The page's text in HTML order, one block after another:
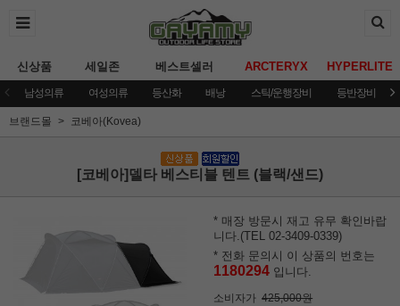
신상품 세일존 베스트셀러 ARCTERYX HYPERLITE
남성의류 여성의류 등산화 배낭 스틱/운행장비 등반장비
브랜드몰 코베아(Kovea)
[코베아]델타 베스티블 텐트 (블랙/샌드)
* 매장 방문시 재고 유무 확인바랍
니다.(TEL 02-3409-0339)
* 전화 문의시 이 상품의 번호는
1180294 입니다.
소비자가 425,000원